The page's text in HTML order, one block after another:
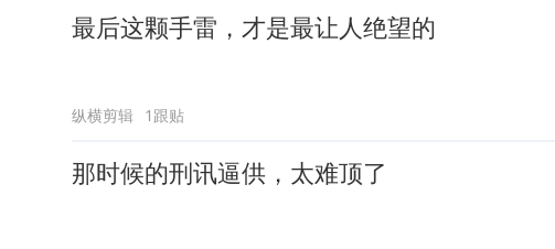
最后这颗手雷，才是最让人绝望的
纵横剪辑 1跟贴
那时候的刑讯逼供，太难顶了